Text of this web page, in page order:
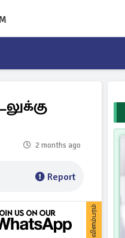
2 months ago
Report
விளம்பரம்